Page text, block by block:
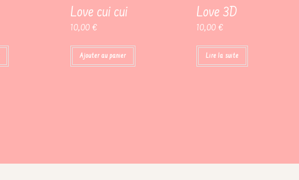
Love cui cui
10,00 €
Ajouter au panier
Love 3D
10,00 €
Lire la suite